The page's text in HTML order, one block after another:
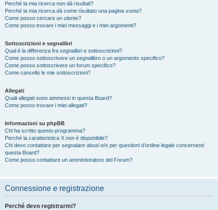
Perché la mia ricerca non dà risultati?
Perché la mia ricerca dà come risultato una pagina vuota?
Come posso cercare un utente?
Come posso trovare i miei messaggi e i miei argomenti?
Sottoscrizioni e segnalibri
Qual è la differenza fra segnalibri e sottoscrizioni?
Come posso sottoscrivere un segnalibro o un argomento specifico?
Come posso sottoscrivere un forum specifico?
Come cancello le mie sottoscrizioni?
Allegati
Quali allegati sono ammessi in questa Board?
Come posso trovare i miei allegati?
Informazioni su phpBB
Chi ha scritto questo programma?
Perché la caratteristica X non è disponibile?
Chi devo contattare per segnalare abusi e/o per questioni d’ordine legale concernenti
questa Board?
Come posso contattare un amministratore del Forum?
Connessione e registrazione
Perché devo registrarmi?